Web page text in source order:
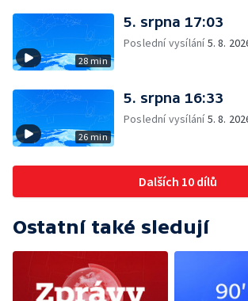
28 min
5. srpna 17:03
Poslední vysílání5. 8.
26 min
5. srpna 16:33
Poslední vysílání5. 8.
Dalších 10 dílů
Ostatní také sledují